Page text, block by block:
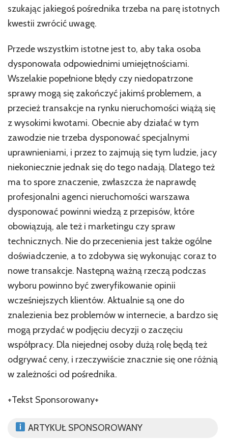
szukając jakiegoś pośrednika trzeba na parę istotnych
kwestii zwrócić uwagę.
Przede wszystkim istotne jest to, aby taka osoba
dysponowała odpowiednimi umiejętnościami.
Wszelakie popełnione błędy czy niedopatrzone
sprawy mogą się zakończyć jakimś problemem, a
przecież transakcje na rynku nieruchomości wiążą się
z wysokimi kwotami. Obecnie aby działać w tym
zawodzie nie trzeba dysponować specjalnymi
uprawnieniami, i przez to zajmują się tym ludzie, jacy
niekoniecznie jednak się do tego nadają. Dlatego też
ma to spore znaczenie, zwłaszcza że naprawdę
profesjonalni agenci nieruchomości warszawa
dysponować powinni wiedzą z przepisów, które
obowiązują, ale też i marketingu czy spraw
technicznych. Nie do przecenienia jest także ogólne
doświadczenie, a to zdobywa się wykonując coraz to
nowe transakcje. Następną ważną rzeczą podczas
wyboru powinno być zweryfikowanie opinii
wcześniejszych klientów. Aktualnie są one do
znalezienia bez problemów w internecie, a bardzo się
mogą przydać w podjęciu decyzji o zaczęciu
współpracy. Dla niejednej osoby dużą rolę będą też
odgrywać ceny, i rzeczywiście znacznie się one różnią
w zależności od pośrednika.
+Tekst Sponsorowany+
ARTYKUŁ SPONSOROWANY